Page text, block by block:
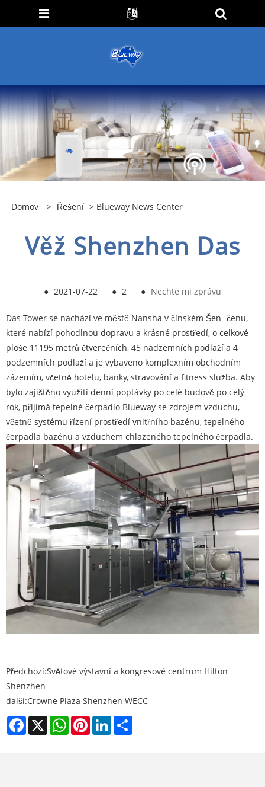
Domov > Řešení > Blueway News Center
Věž Shenzhen Das
● 2021-07-22 ● 2 ● Nechte mi zprávu
Das Tower se nachází ve městě Nansha v čínském Šen -čenu,
které nabízí pohodlnou dopravu a krásné prostředí, o celkové
ploše 11195 metrů čtverečních, 45 nadzemních podlaží a 4
podzemních podlaží a je vybaveno komplexním obchodním
zázemím, včetně hotelu, banky, stravování a fitness služba. Aby
bylo zajištěno využití denní poptávky po celé budově po celý
rok, přijímá tepelné čerpadlo Blueway se zdrojem vzduchu,
včetně systému řízení prostředí vnitřního bazénu, tepelného
čerpadla bazénu a vzduchem chlazeného tepelného čerpadla.
Předchozí:Světové výstavní a kongresové centrum Hilton
Shenzhen
další:Crowne Plaza Shenzhen WECC
Facebook
X WhatsAppPinterestLinkedIn